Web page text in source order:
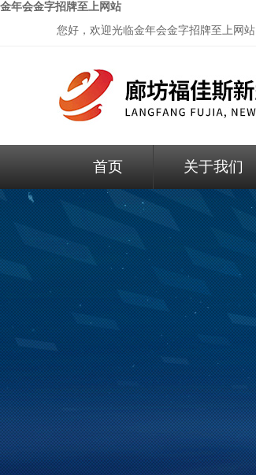
金年会金字招牌至上网站
您好，欢迎光临金年会金字招牌至上网站
首页 关于我们